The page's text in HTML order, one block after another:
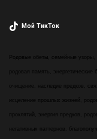
Мой ТикТок
Родовые обеты, семейные
родовая память,
очищение, наследие предков,
исцеление прошлых жизней,
проклятий, энергия предков,
негативных паттернов,